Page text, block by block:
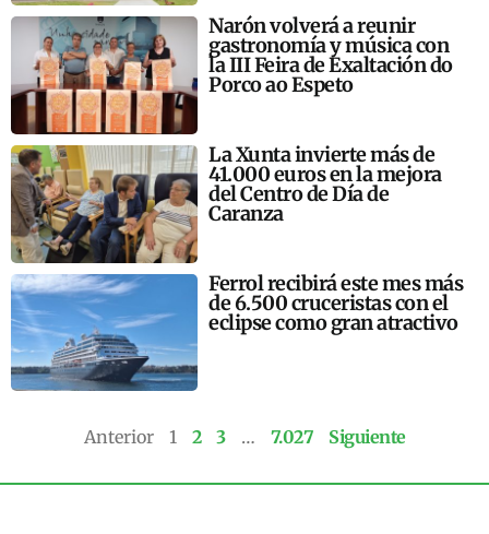
Narón volverá a reunir
gastronomía y música con
la III Feira de Exaltación do
Porco ao Espeto
La Xunta invierte más de
41.000 euros en la mejora
del Centro de Día de
Caranza
Ferrol recibirá este mes más
de 6.500 cruceristas con el
eclipse como gran atractivo
Anterior 1 2 3 … 7.027 Siguiente